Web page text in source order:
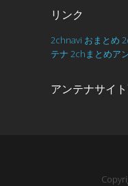
リンク
2chnavi おまとめ
テナ 2chまとめア
アンテナサイ